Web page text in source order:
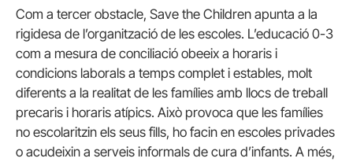
Com a tercer obstacle, Save the Children apunta a la
rigidesa de l’organització de les escoles. L’educació 0-3
com a mesura de conciliació obeeix a horaris i
condicions laborals a temps complet i estables, molt
diferents a la realitat de les famílies amb llocs de treball
precaris i horaris atípics. Això provoca que les famílies
no escolaritzin els seus fills, ho facin en escoles privades
o acudeixin a serveis informals de cura d’infants. A més,